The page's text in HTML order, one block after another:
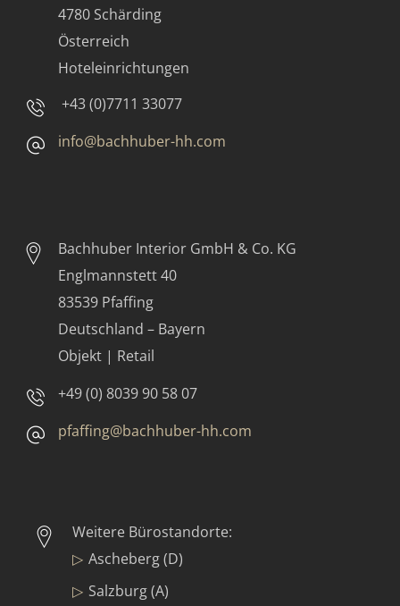
4780 Schärding
Österreich
Hoteleinrichtungen
+43 (0)7711 33077
info@bachhuber-hh.com
Bachhuber Interior GmbH & Co. KG
Englmannstett 40
83539 Pfaffing
Deutschland – Bayern
Objekt | Retail
+49 (0) 8039 90 58 07
pfaffing@bachhuber-hh.com
Weitere Bürostandorte:
Ascheberg (D)
Salzburg (A)